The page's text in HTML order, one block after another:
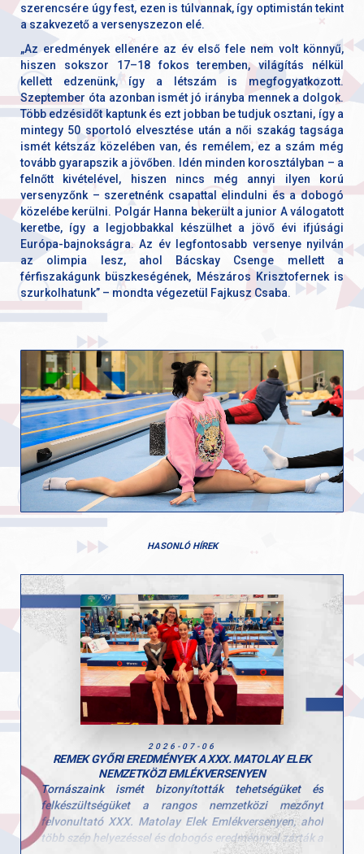
szerencsére úgy fest, ezen is túlvannak, így optimistán tekint
a szakvezető a versenyszezon elé.
„Az eredmények ellenére az év első fele nem volt könnyű,
hiszen sokszor 17–18 fokos teremben, világítás nélkül
kellett edzenünk, így a létszám is megfogyatkozott.
Szeptember óta azonban ismét jó irányba mennek a dolgok.
Több edzésidőt kaptunk és ezt jobban be tudjuk osztani, így a
mintegy 50 sportoló elvesztése után a női szakág tagsága
ismét kétszáz közelében van, és remélem, ez a szám még
tovább gyarapszik a jövőben. Idén minden korosztályban – a
felnőtt kivételével, hiszen nincs még annyi ilyen korú
versenyzőnk – szeretnénk csapattal elindulni és a dobogó
közelébe kerülni. Polgár Hanna bekerült a junior A válogatott
keretbe, így a legjobbakkal készülhet a jövő évi ifjúsági
Európa-bajnokságra. Az év legfontosabb versenye nyilván
az olimpia lesz, ahol Bácskay Csenge mellett a
férfiszakágunk büszkeségének, Mészáros Krisztofernek is
szurkolhatunk” – mondta végezetül Fajkusz Csaba.
HASONLÓ HÍREK
2026-07-06
REMEK GYŐRI EREDMÉNYEK A XXX. MATOLAY ELEK
NEMZETKÖZI EMLÉKVERSENYEN
Tornászaink ismét bizonyították tehetségüket és
felkészültségüket a rangos nemzetközi mezőnyt
felvonultató XXX. Matolay Elek Emlékversenyen, ahol
több szép helyezéssel és dobogós eredménnyel zárták a